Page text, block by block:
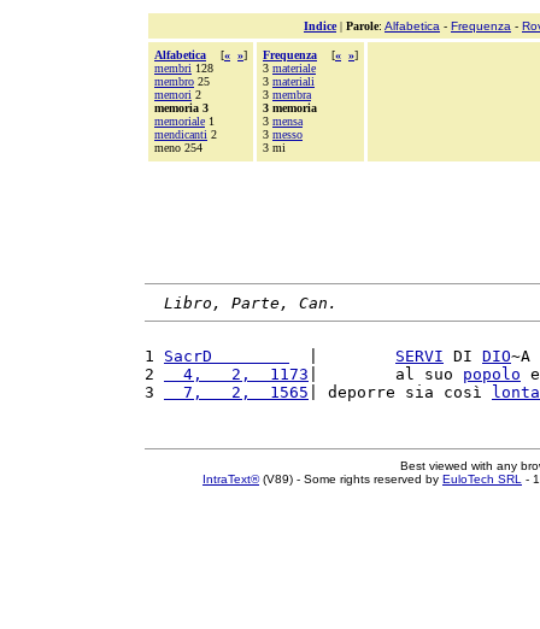
Indice| Parole: Alfabetica - Frequenza -
Alfabetica [« »]
membri 128
membro 25
memori 2
memoria 3
memoriale 1
mendicanti 2
meno 254
Frequenza [« »]
3 materiale
3 materiali
3 membra
3 memoria
3 mensa
3 messo
3 mi
Libro, Parte, Can.
1 SacrD SERVI DI DIO~A
2
  4,   2,  1173
|        al suo popolo
3
  7,   2,  1565
| deporre sia così
Best viewed with any
IntraText®(V89) - Some rights reserved by EuloTech SRL -